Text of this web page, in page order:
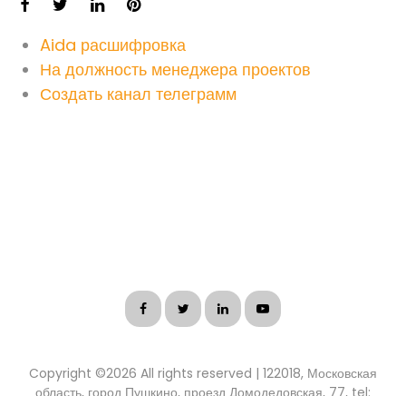
Aida расшифровка
На должность менеджера проектов
Создать канал телеграмм
Copyright ©2026 All rights reserved | 122018, Московская
область, город Пушкино, проезд Домодедовская, 77, tel: